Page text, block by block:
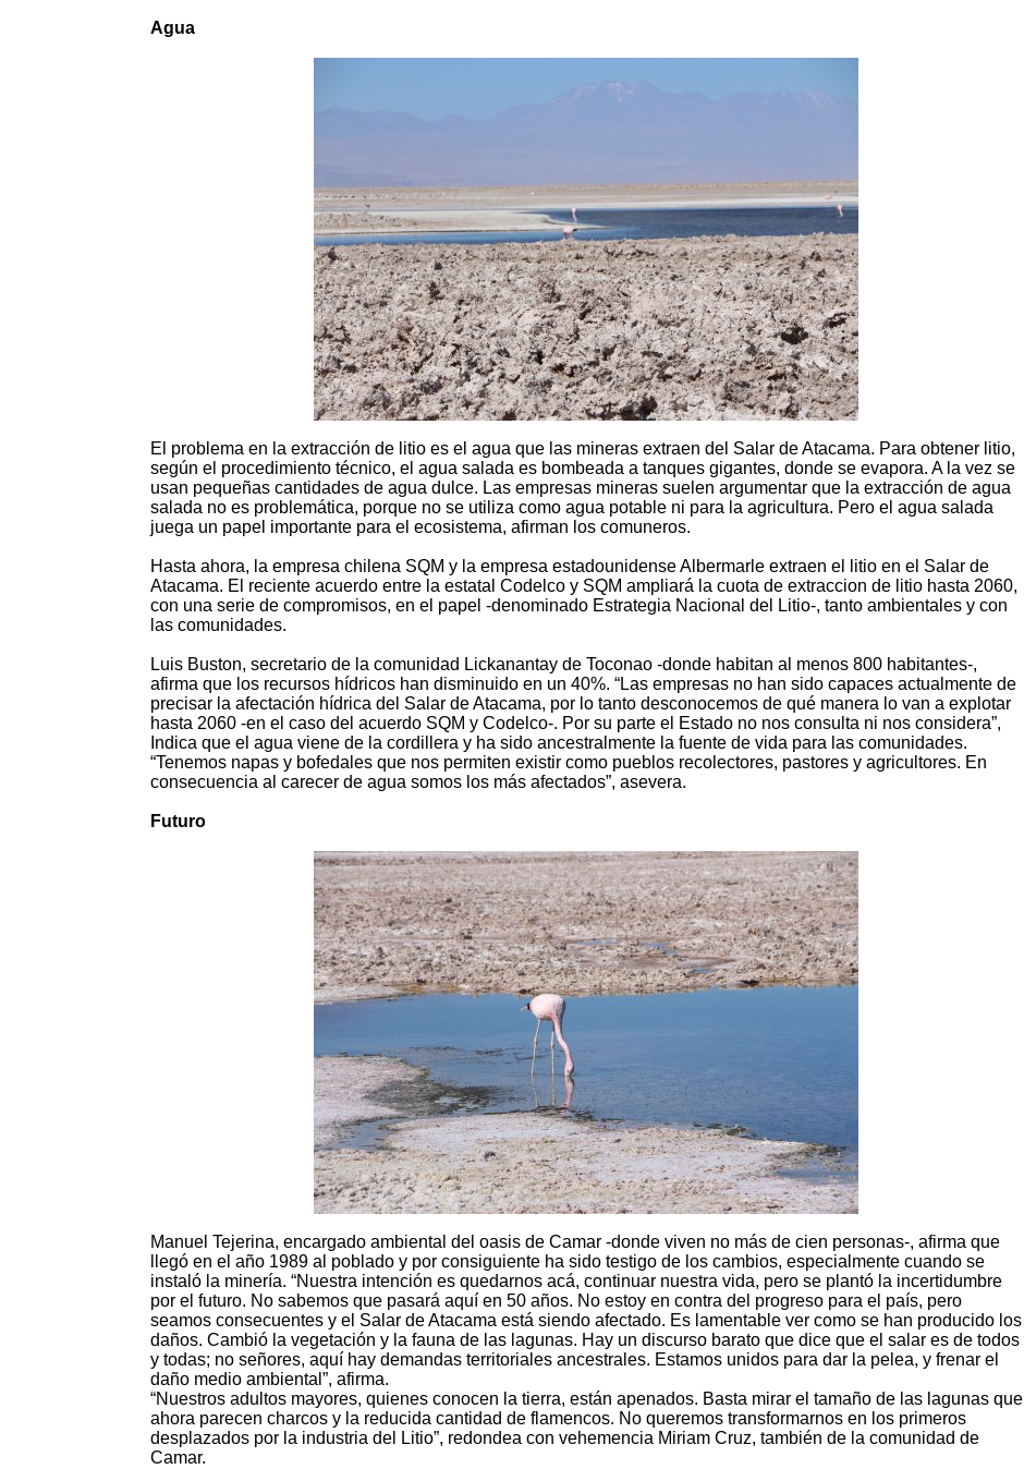
Agua
El problema en la extracción de litio es el agua que las mineras extraen del Salar de Atacama. Para obtener litio,
según el procedimiento técnico, el agua salada es bombeada a tanques gigantes, donde se evapora. A la vez se
usan pequeñas cantidades de agua dulce. Las empresas mineras suelen argumentar que la extracción de agua
salada no es problemática, porque no se utiliza como agua potable ni para la agricultura. Pero el agua salada
juega un papel importante para el ecosistema, afirman los comuneros.
Hasta ahora, la empresa chilena SQM y la empresa estadounidense Albermarle extraen el litio en el Salar de
Atacama. El reciente acuerdo entre la estatal Codelco y SQM ampliará la cuota de extraccion de litio hasta 2060,
con una serie de compromisos, en el papel -denominado Estrategia Nacional del Litio-, tanto ambientales y con
las comunidades.
Luis Buston, secretario de la comunidad Lickanantay de Toconao -donde habitan al menos 800 habitantes-,
afirma que los recursos hídricos han disminuido en un 40%. “Las empresas no han sido capaces actualmente de
precisar la afectación hídrica del Salar de Atacama, por lo tanto desconocemos de qué manera lo van a explotar
hasta 2060 -en el caso del acuerdo SQM y Codelco-. Por su parte el Estado no nos consulta ni nos considera”,
Indica que el agua viene de la cordillera y ha sido ancestralmente la fuente de vida para las comunidades.
“Tenemos napas y bofedales que nos permiten existir como pueblos recolectores, pastores y agricultores. En
consecuencia al carecer de agua somos los más afectados”, asevera.
Futuro
Manuel Tejerina, encargado ambiental del oasis de Camar -donde viven no más de cien personas-, afirma que
llegó en el año 1989 al poblado y por consiguiente ha sido testigo de los cambios, especialmente cuando se
instaló la minería. “Nuestra intención es quedarnos acá, continuar nuestra vida, pero se plantó la incertidumbre
por el futuro. No sabemos que pasará aquí en 50 años. No estoy en contra del progreso para el país, pero
seamos consecuentes y el Salar de Atacama está siendo afectado. Es lamentable ver como se han producido los
daños. Cambió la vegetación y la fauna de las lagunas. Hay un discurso barato que dice que el salar es de todos
y todas; no señores, aquí hay demandas territoriales ancestrales. Estamos unidos para dar la pelea, y frenar el
daño medio ambiental”, afirma.
“Nuestros adultos mayores, quienes conocen la tierra, están apenados. Basta mirar el tamaño de las lagunas que
ahora parecen charcos y la reducida cantidad de flamencos. No queremos transformarnos en los primeros
desplazados por la industria del Litio”, redondea con vehemencia Miriam Cruz, también de la comunidad de
Camar.